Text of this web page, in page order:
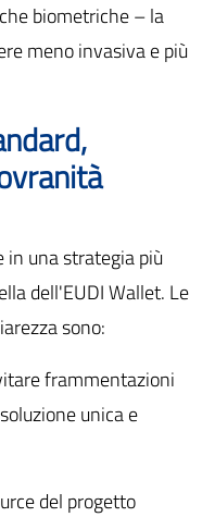
biometriche – la
meno invasiva e più
in una strategia più
dell'EUDI Wallet. Le
sono:
frammentazioni
unica e
del progetto